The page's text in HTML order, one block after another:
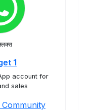
1
account for
sales